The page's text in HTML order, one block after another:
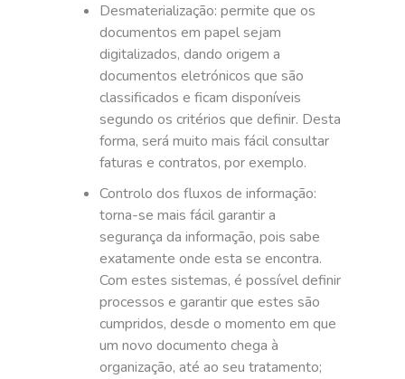
Desmaterialização: permite que os
documentos em papel sejam
digitalizados, dando origem a
documentos eletrónicos que são
classificados e ficam disponíveis
segundo os critérios que definir. Desta
forma, será muito mais fácil consultar
faturas e contratos, por exemplo.
Controlo dos fluxos de informação:
torna-se mais fácil garantir a
segurança da informação, pois sabe
exatamente onde esta se encontra.
Com estes sistemas, é possível definir
processos e garantir que estes são
cumpridos, desde o momento em que
um novo documento chega à
organização, até ao seu tratamento;